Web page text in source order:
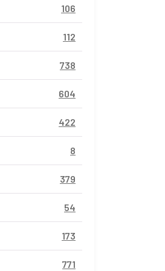
106
112
738
604
422
8
379
54
173
771